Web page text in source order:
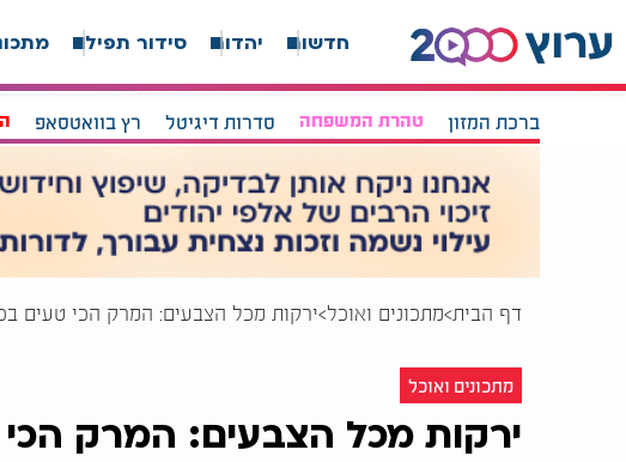
חדשות יהדות סידור תפילה
ברכת המזון טהרת המשפחה סדרות דיגיטל רץ בוואטסאפ
דף הבית מתכונים ואוכל ירקות מכל הצבעים: המרק הכי טעים
מתכונים ואוכל
ירקות מכל הצבעים: המרק